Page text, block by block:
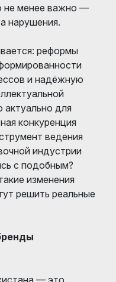
не менее важно —
нарушения.
реформы
и надёжную
для
конкуренция
ведения
индустрии
с подобным?
изменения
решить реальные
— это